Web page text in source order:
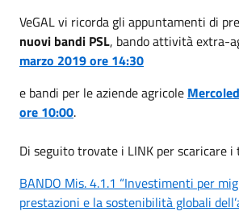
VeGAL vi ricorda gli appuntamenti di
nuovi bandi PSL, bando attività extra-
marzo 2019 ore 14:30
e bandi per le aziende agricole
ore 10:00.
Di seguito trovate i LINK per scaricare i
BANDO Mis. 4.1.1 “Investimenti per
prestazioni e la sostenibilità globali